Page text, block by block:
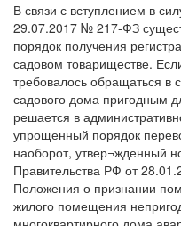
В связи с вступлением в
29.07.2017 № 217-ФЗ
порядок получения
садовом товариществе.
требовалось обращаться в
садового дома пригодным
решается в
упрощенный порядок
наоборот, утвер¬жденный
Правительства РФ от
Положения о признании
жилого помещения